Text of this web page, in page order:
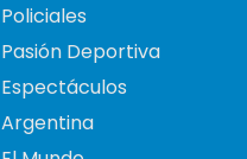
Policiales
Pasión Deportiva
Espectáculos
Argentina